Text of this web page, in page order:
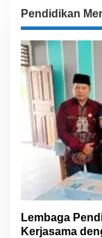
Pendidikan
Lembaga
Kerjasama